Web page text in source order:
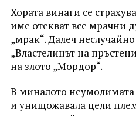
Хората винаги се
име отекват все мрачни
„мрак“. Далеч
„Властелинът на
на злото „Мордор“.
В миналото
и унищожавала цели